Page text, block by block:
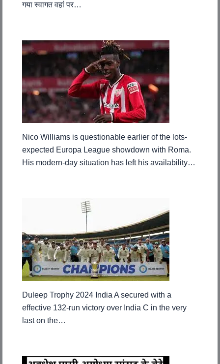
गया स्वागत वहां पर…
Nico Williams is questionable earlier of the lots-
expected Europa League showdown with Roma.
His modern-day situation has left his availability…
Duleep Trophy 2024 India A secured with a
effective 132-run victory over India C in the very
last on the…